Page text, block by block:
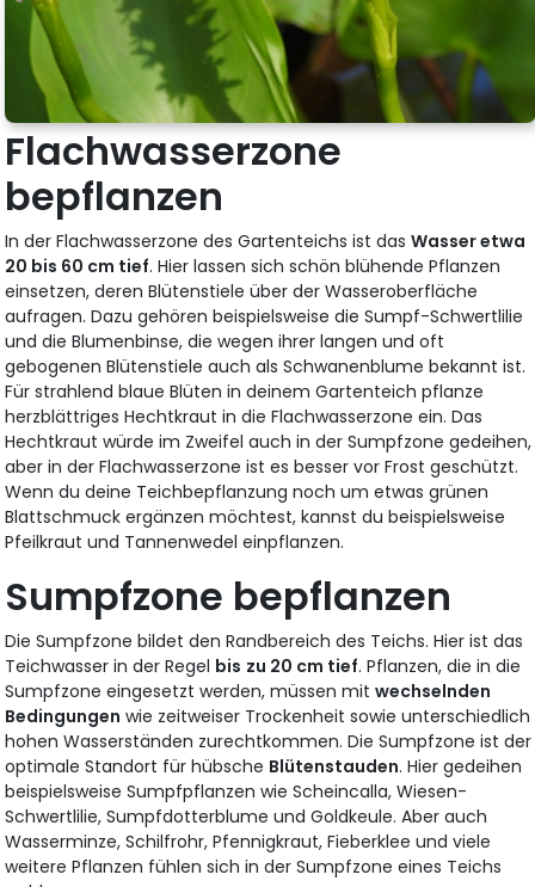
Flachwasserzone
bepflanzen
In der Flachwasserzone des Gartenteichs ist dasWasser etwa
20 bis 60 cm tief. Hier lassen sich schön blühende Pflanzen
einsetzen, deren Blütenstiele über der Wasseroberfläche
aufragen. Dazu gehören beispielsweise die Sumpf-Schwertlilie
und die Blumenbinse, die wegen ihrer langen und oft
gebogenen Blütenstiele auch als Schwanenblume bekannt ist.
Für strahlend blaue Blüten in deinem Gartenteich pflanze
herzblättriges Hechtkraut in die Flachwasserzone ein. Das
Hechtkraut würde im Zweifel auch in der Sumpfzone gedeihen,
aber in der Flachwasserzone ist es besser vor Frost geschützt.
Wenn du deine Teichbepflanzung noch um etwas grünen
Blattschmuck ergänzen möchtest, kannst du beispielsweise
Pfeilkraut und Tannenwedel einpflanzen.
Sumpfzone bepflanzen
Die Sumpfzone bildet den Randbereich des Teichs. Hier ist das
Teichwasser in der Regel bis zu 20 cm tief. Pflanzen, die in die
Sumpfzone eingesetzt werden, müssen mitwechselnden
Bedingungen wie zeitweiser Trockenheit sowie unterschiedlich
hohen Wasserständen zurechtkommen. Die Sumpfzone ist der
optimale Standort für hübsche Blütenstauden. Hier gedeihen
beispielsweise Sumpfpflanzen wie Scheincalla, Wiesen-
Schwertlilie, Sumpfdotterblume und Goldkeule. Aber auch
Wasserminze, Schilfrohr, Pfennigkraut, Fieberklee und viele
weitere Pflanzen fühlen sich in der Sumpfzone eines Teichs